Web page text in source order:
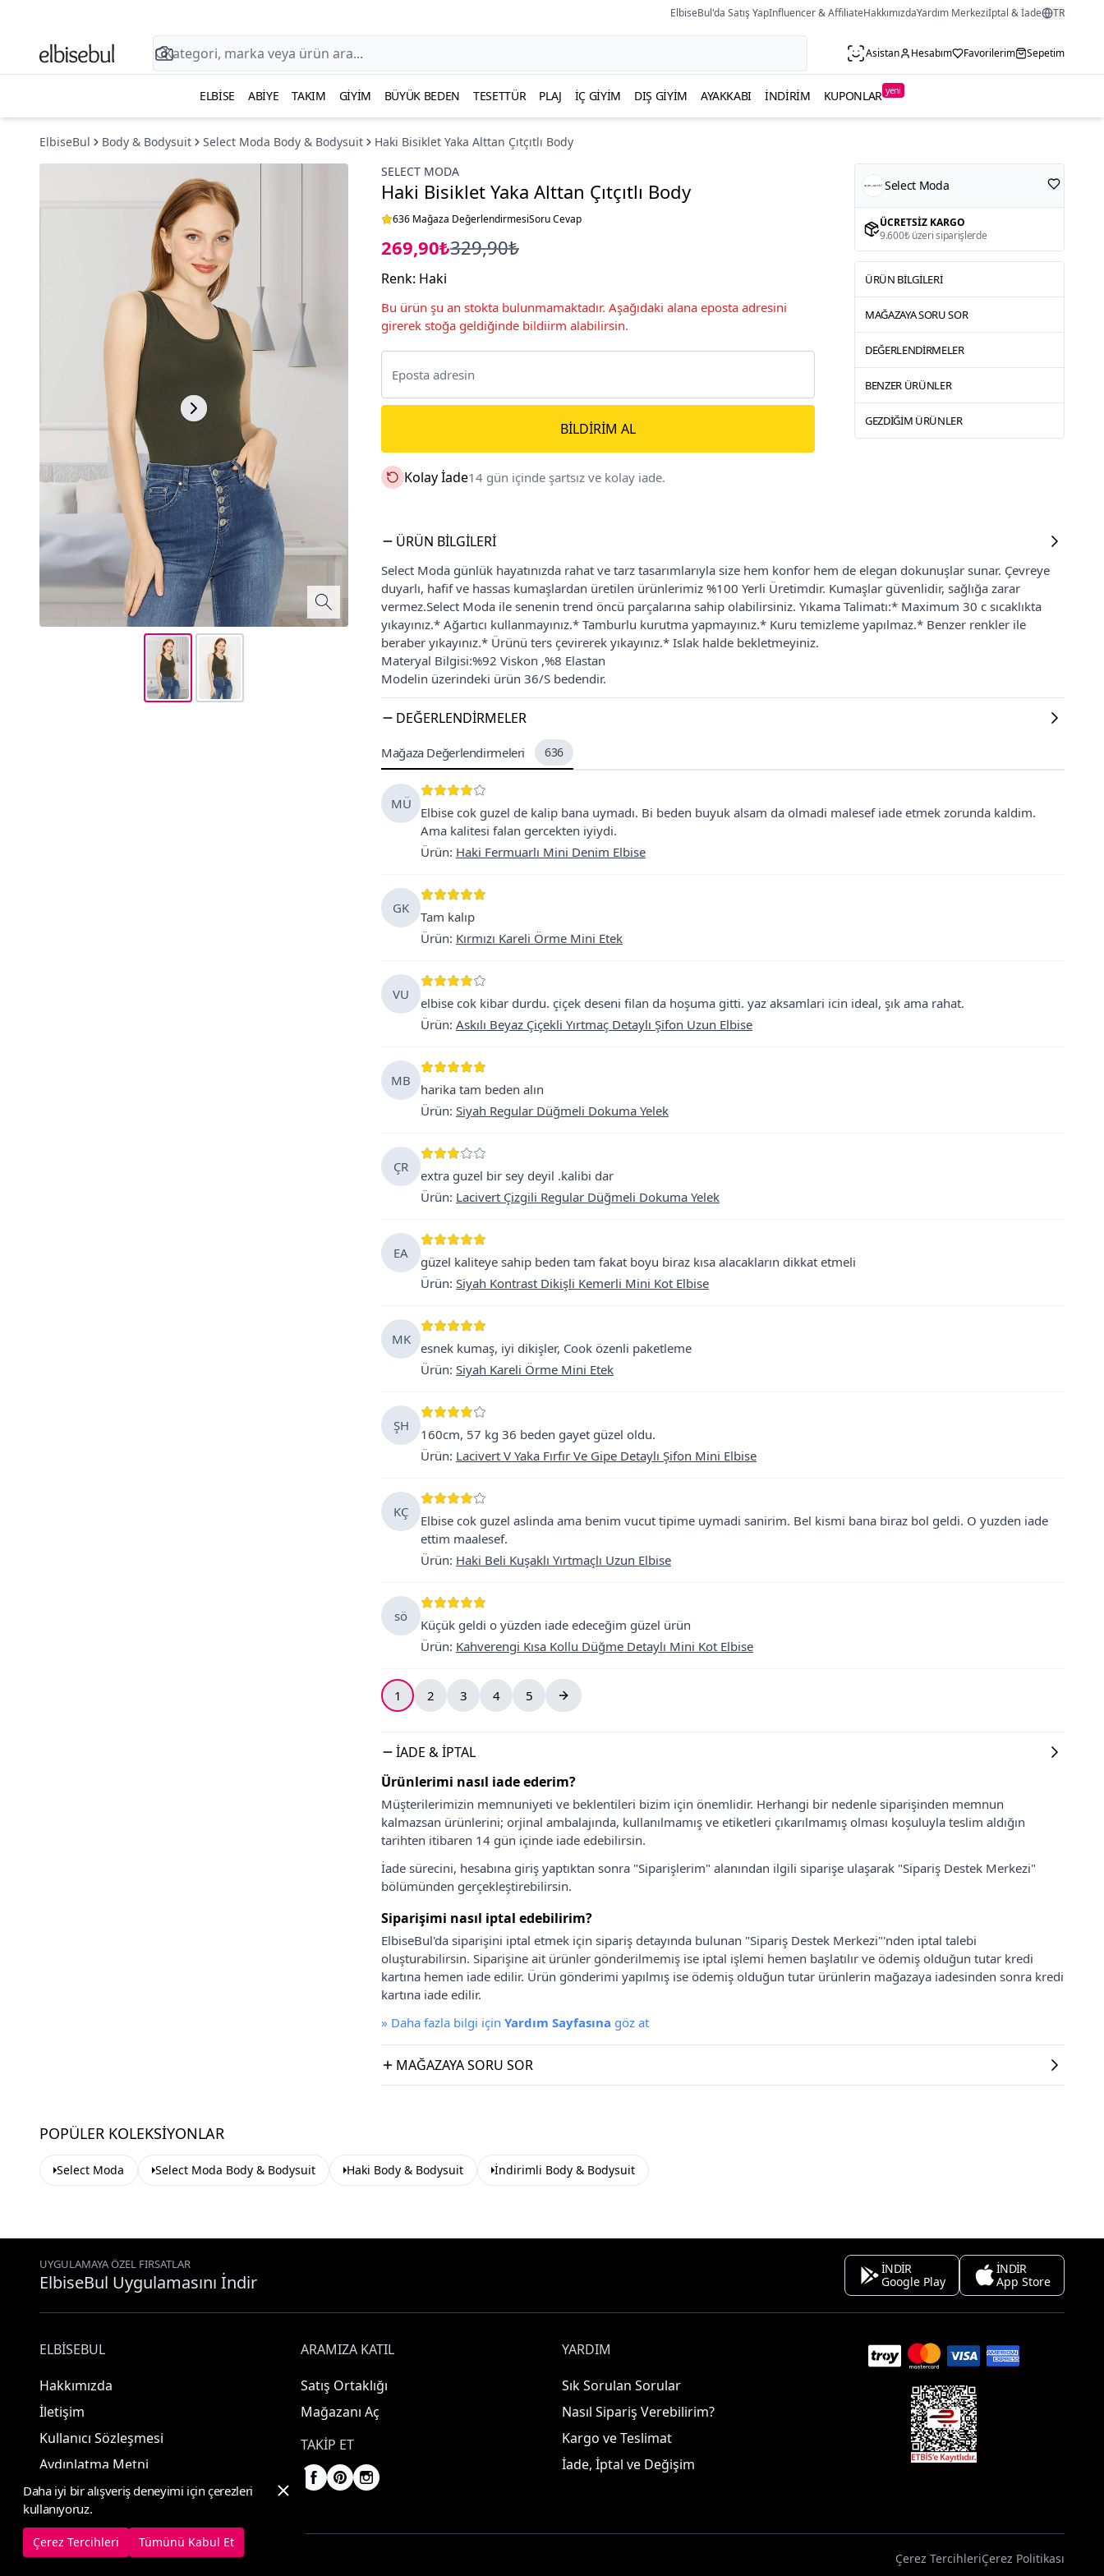
ElbiseBul'da Satış YapInfluencer & AffiliateHakkımızdaYardım Merkeziİptal & İade TR
Asistan Hesabım Favorilerim Sepetim
ELBISE ABIYE TAKIM GIYIM BÜYÜK BEDEN TESETTÜR PLAJ İÇ GIYIM DIŞ GIYIM AYAKKABI İNDIRIM KUPONLAR yeni
ElbiseBul Body & Bodysuit Select Moda Body & Bodysuit
Haki Bisiklet Yaka Alttan Çıtçıtlı Body
SELECT MODA
Haki Bisiklet Yaka Alttan Çıtçıtlı Body
636 Mağaza DeğerlendirmesiSoru Cevap
269,90₺329,90₺
Renk: Haki
Bu ürün şu an stokta bulunmamaktadır. Aşağıdaki alana eposta adresini
girerek stoğa geldiğinde bildiirm alabilirsin.
BILDIRIM AL
Kolay İade14 gün içinde şartsız ve kolay iade.
Select Moda
ÜCRETSIZ KARGO
9.600₺ üzeri siparişlerde
ÜRÜN BILGILERI
MAĞAZAYA SORU SOR
DEĞERLENDIRMELER
BENZER ÜRÜNLER
GEZDIĞIM ÜRÜNLER
ÜRÜN BILGILERI
Select Moda günlük hayatınızda rahat ve tarz tasarımlarıyla size hem konfor hem de elegan dokunuşlar sunar. Çevreye
duyarlı, hafif ve hassas kumaşlardan üretilen ürünlerimiz %100 Yerli Üretimdir. Kumaşlar güvenlidir, sağlığa zarar
vermez.Select Moda ile senenin trend öncü parçalarına sahip olabilirsiniz. Yıkama Talimatı:* Maximum 30 c sıcaklıkta
yıkayınız.* Ağartıcı kullanmayınız.* Tamburlu kurutma yapmayınız.* Kuru temizleme yapılmaz.* Benzer renkler ile
beraber yıkayınız.* Ürünü ters çevirerek yıkayınız.* Islak halde bekletmeyiniz.
Materyal Bilgisi:%92 Viskon ,%8 Elastan
Modelin üzerindeki ürün 36/S bedendir.
DEĞERLENDIRMELER
Mağaza Değerlendirmeleri 636
MÜ
Elbise cok guzel de kalip bana uymadı. Bi beden buyuk alsam da olmadi malesef iade etmek zorunda kaldim.
Ama kalitesi falan gercekten iyiydi.
Ürün: Haki Fermuarlı Mini Denim Elbise
GK
Tam kalıp
Ürün: Kırmızı Kareli Örme Mini Etek
VU
elbise cok kibar durdu. çiçek deseni filan da hoşuma gitti. yaz aksamlari icin ideal, şık ama rahat.
Ürün: Askılı Beyaz Çiçekli Yırtmaç Detaylı Şifon Uzun Elbise
MB
harika tam beden alın
Ürün: Siyah Regular Düğmeli Dokuma Yelek
ÇR
extra guzel bir sey deyil .kalibi dar
Ürün: Lacivert Çizgili Regular Düğmeli Dokuma Yelek
EA
güzel kaliteye sahip beden tam fakat boyu biraz kısa alacakların dikkat etmeli
Ürün: Siyah Kontrast Dikişli Kemerli Mini Kot Elbise
MK
esnek kumaş, iyi dikişler, Cook özenli paketleme
Ürün: Siyah Kareli Örme Mini Etek
ŞH
160cm, 57 kg 36 beden gayet güzel oldu.
Ürün: Lacivert V Yaka Fırfır Ve Gipe Detaylı Şifon Mini Elbise
KÇ
Elbise cok guzel aslinda ama benim vucut tipime uymadi sanirim. Bel kismi bana biraz bol geldi. O yuzden iade
ettim maalesef.
Ürün: Haki Beli Kuşaklı Yırtmaçlı Uzun Elbise
sö
Küçük geldi o yüzden iade edeceğim güzel ürün
Ürün: Kahverengi Kısa Kollu Düğme Detaylı Mini Kot Elbise
1 2 3 4 5
İADE & İPTAL
Ürünlerimi nasıl iade ederim?
Müşterilerimizin memnuniyeti ve beklentileri bizim için önemlidir. Herhangi bir nedenle siparişinden memnun
kalmazsan ürünlerini; orjinal ambalajında, kullanılmamış ve etiketleri çıkarılmamış olması koşuluyla teslim aldığın
tarihten itibaren 14 gün içinde iade edebilirsin.
İade sürecini, hesabına giriş yaptıktan sonra "Siparişlerim" alanından ilgili siparişe ulaşarak "Sipariş Destek Merkezi"
bölümünden gerçekleştirebilirsin.
Siparişimi nasıl iptal edebilirim?
ElbiseBul'da siparişini iptal etmek için sipariş detayında bulunan "Sipariş Destek Merkezi"'nden iptal talebi
oluşturabilirsin. Siparişine ait ürünler gönderilmemiş ise iptal işlemi hemen başlatılır ve ödemiş olduğun tutar kredi
kartına hemen iade edilir. Ürün gönderimi yapılmış ise ödemiş olduğun tutar ürünlerin mağazaya iadesinden sonra kredi
kartına iade edilir.
» Daha fazla bilgi için Yardım Sayfasına göz at
MAĞAZAYA SORU SOR
POPÜLER KOLEKSIYONLAR
Select Moda Select Moda Body & Bodysuit Haki Body & Bodysuit İndirimli Body & Bodysuit
UYGULAMAYA ÖZEL FIRSATLAR
ElbiseBul Uygulamasını İndir
İNDİR
Google Play
İNDİR
App Store
ELBISEBUL
Hakkımızda
İletişim
Kullanıcı Sözleşmesi
Aydınlatma Metni
ARAMIZA KATIL
Satış Ortaklığı
Mağazanı Aç
TAKIP ET
YARDIM
Sık Sorulan Sorular
Nasıl Sipariş Verebilirim?
Kargo ve Teslimat
İade, İptal ve Değişim
© 2025 ElbiseBul -Her Hakkı Saklıdır Çerez TercihleriÇerez Politikası
Daha iyi bir alışveriş deneyimi için çerezleri
kullanıyoruz.
Çerez Tercihleri Tümünü Kabul Et